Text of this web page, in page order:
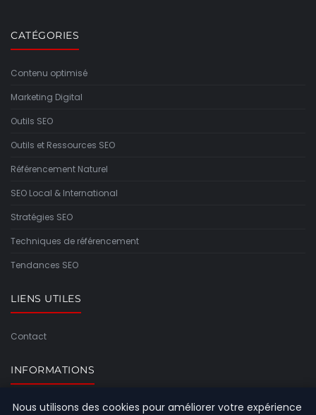
CATÉGORIES
Contenu optimisé
Marketing Digital
Outils SEO
Outils et Ressources SEO
Référencement Naturel
SEO Local & International
Stratégies SEO
Techniques de référencement
Tendances SEO
LIENS UTILES
Contact
INFORMATIONS
Plan du site
Nous utilisons des cookies pour améliorer votre expérience